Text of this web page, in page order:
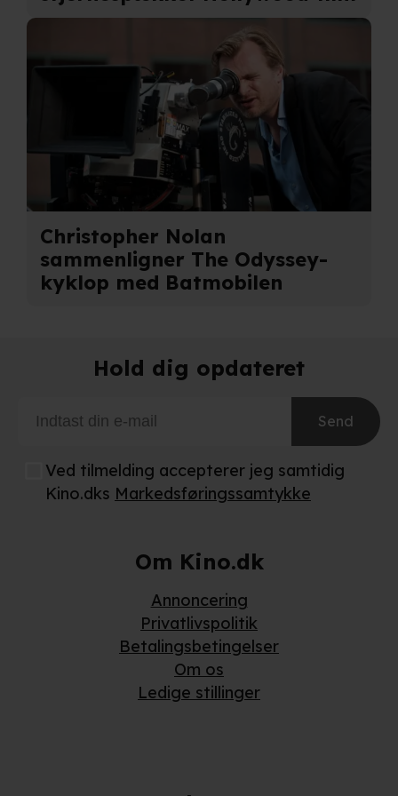
adresse. IP-adressen kan blive delt med vores
Du kan læse mere om vores brug af cookies og
behandling af dine personoplysninger i både vores
cookiepolitik.
Christopher Nolan
sammenligner The Odyssey-
kyklop med Batmobilen
Hold dig opdateret
Send
Ved tilmelding accepterer jeg samtidig
Kino.dks Markedsføringssamtykke
Om Kino.dk
Annoncering
Privatlivspolitik
Betalingsbetingelser
Om os
Ledige stillinger